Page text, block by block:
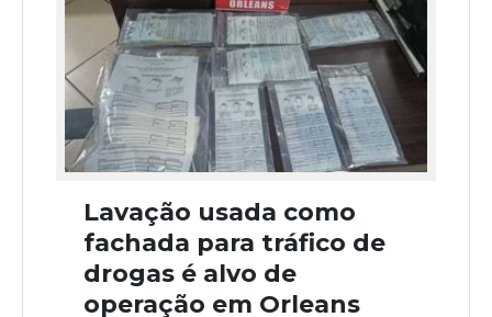
Lavação usada como
fachada para tráfico de
drogas é alvo de
operação em Orleans